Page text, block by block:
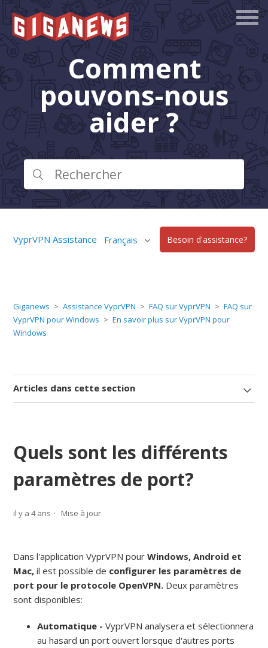
Comment
pouvons-nous
aider ?
VyprVPN Assistance Français Besoin d'assistance?
Giganews Assistance VyprVPN FAQ sur VyprVPN
FAQ sur
VyprVPN pour Windows
En savoir plus sur VyprVPN pour
Windows
Articles dans cette section
Quels sont les différents
paramètres de port?
il y a 4 ans Mise à jour
Dans l'application VyprVPN pour Windows, Android et
Mac,il est possible de configurer les paramètres de
port pour le protocole OpenVPN. Deux paramètres
sont disponibles:
Automatique - VyprVPN analysera et sélectionnera
au hasard un port ouvert lorsque d'autres ports